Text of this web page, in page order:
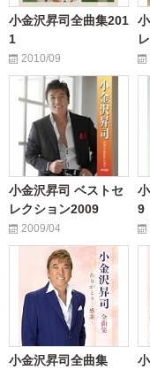
小金沢昇司全曲集201
1
2010/09
小金沢昇司 ベストセ
レクション2009
2009/04
9
小金沢昇司全曲集